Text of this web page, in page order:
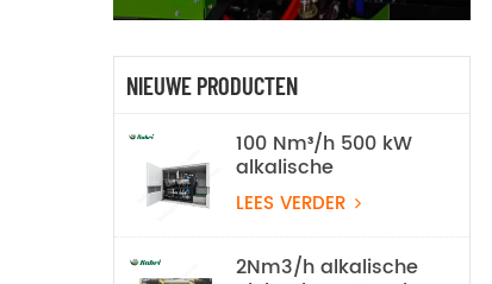
NIEUWE PRODUCTEN
100 Nm³/h 500 kW
alkalische
waterelektrolyse
LEES VERDER
2Nm3/h alkalische